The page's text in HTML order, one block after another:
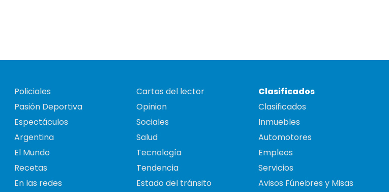
Policiales
Pasión Deportiva
Espectáculos
Argentina
El Mundo
Recetas
En las redes
Cartas del lector
Opinion
Sociales
Salud
Tecnología
Tendencia
Estado del tránsito
Clasificados
Clasificados
Inmuebles
Automotores
Empleos
Servicios
Avisos Fúnebres y Misas